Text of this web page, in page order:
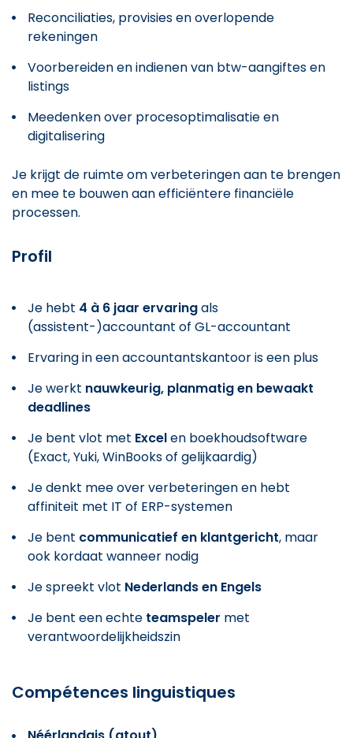
Reconciliaties, provisies en overlopende
rekeningen
Voorbereiden en indienen van btw-aangiftes en
listings
Meedenken over procesoptimalisatie en
digitalisering
Je krijgt de ruimte om verbeteringen aan te brengen
en mee te bouwen aan efficiëntere financiële
processen.
Profil
Je hebt 4 à 6 jaar ervaringals
(assistent-)accountant of GL-accountant
Ervaring in een accountantskantoor is een plus
Je werkt nauwkeurig, planmatig en bewaakt
deadlines
Je bent vlot met Excelen boekhoudsoftware
(Exact, Yuki, WinBooks of gelijkaardig)
Je denkt mee over verbeteringen en hebt
affiniteit met IT of ERP-systemen
Je bent communicatief en klantgericht, maar
ook kordaat wanneer nodig
Je spreekt vlot Nederlands en Engels
Je bent een echte teamspeler met
verantwoordelijkheidszin
Compétences linguistiques